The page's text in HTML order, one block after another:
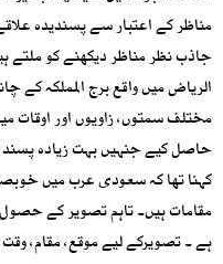
مناظر کے اعتبار سے پسندیدہ
جاذب نظر مناظر دیکھنے کو ملتے
الریاض میں واقع برج المملکہ
حاصل کیے جنہیں بہت زیادہ پسند
کہنا تھا کہ سعودی عرب میں
مقامات ہیں۔ تاہم تصویر کے
ہے ۔ تصویرکے لیے موقع، مقام، وقت